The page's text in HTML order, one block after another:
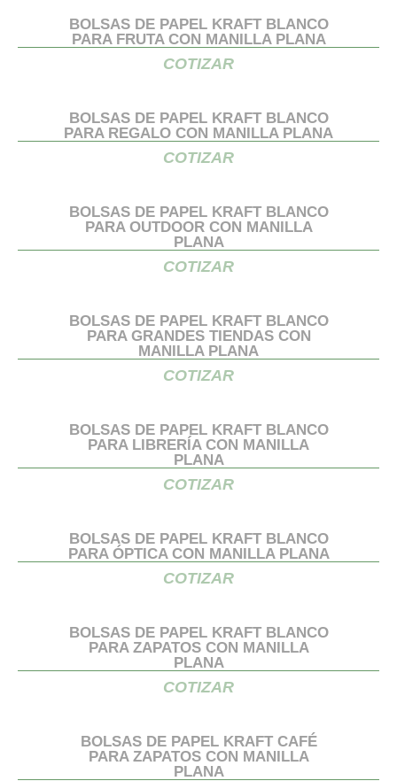
BOLSAS DE PAPEL KRAFT BLANCO
PARA FRUTA CON MANILLA PLANA
COTIZAR
BOLSAS DE PAPEL KRAFT BLANCO
PARA REGALO CON MANILLA PLANA
COTIZAR
BOLSAS DE PAPEL KRAFT BLANCO
PARA OUTDOOR CON MANILLA
PLANA
COTIZAR
BOLSAS DE PAPEL KRAFT BLANCO
PARA GRANDES TIENDAS CON
MANILLA PLANA
COTIZAR
BOLSAS DE PAPEL KRAFT BLANCO
PARA LIBRERÍA CON MANILLA
PLANA
COTIZAR
BOLSAS DE PAPEL KRAFT BLANCO
PARA ÓPTICA CON MANILLA PLANA
COTIZAR
BOLSAS DE PAPEL KRAFT BLANCO
PARA ZAPATOS CON MANILLA
PLANA
COTIZAR
BOLSAS DE PAPEL KRAFT CAFÉ
PARA ZAPATOS CON MANILLA
PLANA